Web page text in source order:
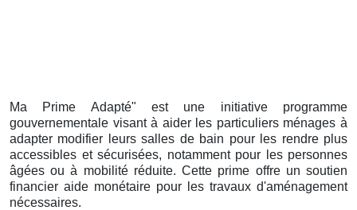
Ma Prime Adapté" est une initiative programme
gouvernementale visant à aider les particuliers ménages à
adapter modifier leurs salles de bain pour les rendre plus
accessibles et sécurisées, notamment pour les personnes
âgées ou à mobilité réduite. Cette prime offre un soutien
financier aide monétaire pour les travaux d'aménagement
nécessaires.